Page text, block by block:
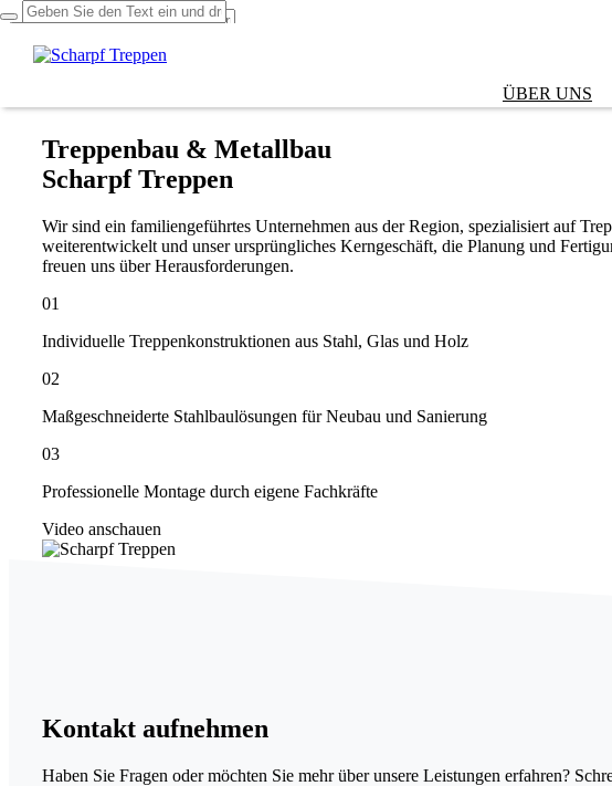
ÜBER UNS
Treppenbau & Metallbau
Scharpf Treppen
Wir sind ein familiengeführtes Unternehmen aus der Region, spezialisiert auf
weiterentwickelt und unser ursprüngliches Kerngeschäft, die Planung und
freuen uns über Herausforderungen.
01
Individuelle Treppenkonstruktionen aus Stahl, Glas und Holz
02
Maßgeschneiderte Stahlbaulösungen für Neubau und Sanierung
03
Professionelle Montage durch eigene Fachkräfte
Video anschauen
Kontakt aufnehmen
Haben Sie Fragen oder möchten Sie mehr über unsere Leistungen erfahren?